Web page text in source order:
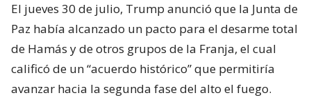
El jueves 30 de julio, Trump anunció que la Junta de
Paz había alcanzado un pacto para el desarme total
de Hamás y de otros grupos de la Franja, el cual
calificó de un “acuerdo histórico” que permitiría
avanzar hacia la segunda fase del alto el fuego.